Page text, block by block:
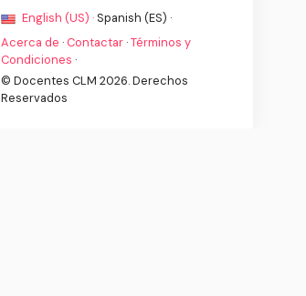
English (US) · Spanish (ES) ·
Acerca de · Contactar ·Términos y
Condiciones ·
© Docentes CLM 2026. Derechos
Reservados